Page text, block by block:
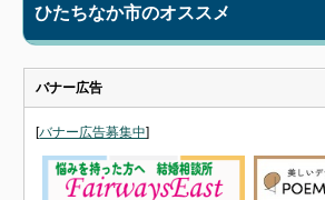
ひたちなか市のオススメ
バナー広告
[バナー広告募集中]